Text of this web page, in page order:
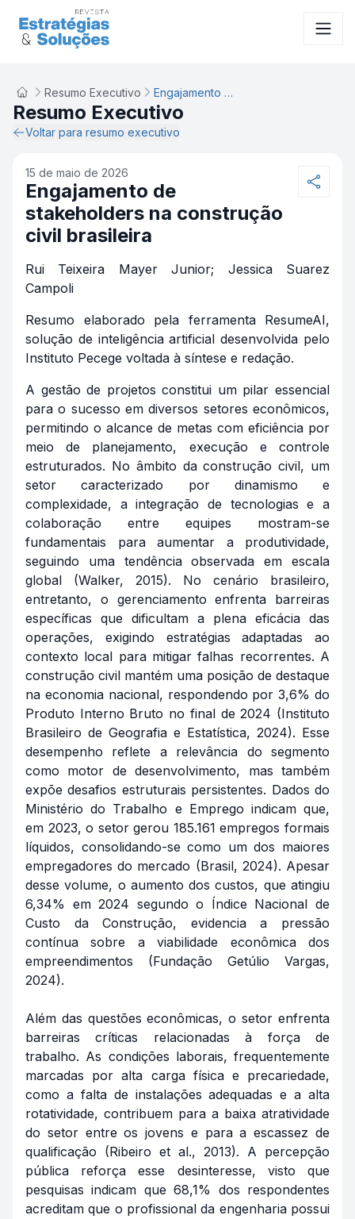
Resumo Executivo Engajamento de stakeholders na construção civil brasileira
Resumo Executivo
Voltar para resumo executivo
15 de maio de 2026
Engajamento de
stakeholders na construção
civil brasileira
Rui Teixeira Mayer Junior; Jessica Suarez
Campoli
Resumo elaborado pela ferramenta ResumeAI,
solução de inteligência artificial desenvolvida pelo
Instituto Pecege voltada à síntese e redação.
A gestão de projetos constitui um pilar essencial
para o sucesso em diversos setores econômicos,
permitindo o alcance de metas com eficiência por
meio de planejamento, execução e controle
estruturados. No âmbito da construção civil, um
setor caracterizado por dinamismo e
complexidade, a integração de tecnologias e a
colaboração entre equipes mostram-se
fundamentais para aumentar a produtividade,
seguindo uma tendência observada em escala
global (Walker, 2015). No cenário brasileiro,
entretanto, o gerenciamento enfrenta barreiras
específicas que dificultam a plena eficácia das
operações, exigindo estratégias adaptadas ao
contexto local para mitigar falhas recorrentes. A
construção civil mantém uma posição de destaque
na economia nacional, respondendo por 3,6% do
Produto Interno Bruto no final de 2024 (Instituto
Brasileiro de Geografia e Estatística, 2024). Esse
desempenho reflete a relevância do segmento
como motor de desenvolvimento, mas também
expõe desafios estruturais persistentes. Dados do
Ministério do Trabalho e Emprego indicam que,
em 2023, o setor gerou 185.161 empregos formais
líquidos, consolidando-se como um dos maiores
empregadores do mercado (Brasil, 2024). Apesar
desse volume, o aumento dos custos, que atingiu
6,34% em 2024 segundo o Índice Nacional de
Custo da Construção, evidencia a pressão
contínua sobre a viabilidade econômica dos
empreendimentos (Fundação Getúlio Vargas,
2024).
Além das questões econômicas, o setor enfrenta
barreiras críticas relacionadas à força de
trabalho. As condições laborais, frequentemente
marcadas por alta carga física e precariedade,
como a falta de instalações adequadas e a alta
rotatividade, contribuem para a baixa atratividade
do setor entre os jovens e para a escassez de
qualificação (Ribeiro et al., 2013). A percepção
pública reforça esse desinteresse, visto que
pesquisas indicam que 68,1% dos respondentes
acreditam que o profissional da engenharia possui